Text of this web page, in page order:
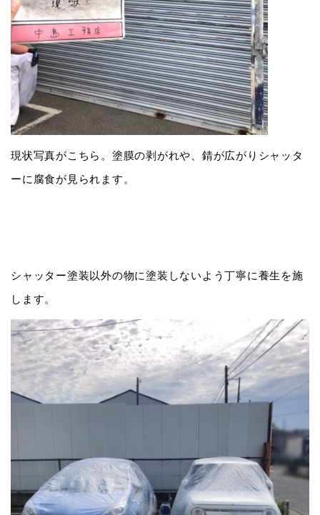
現状写真がこちら。塗膜の剥がれや、錆が広がりシャッタ
ーに腐食が見られます。
シャッター塗装以外の物に塗装しないよう丁寧に養生を施
します。